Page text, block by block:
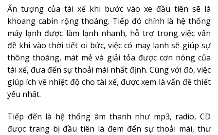
Ấn tượng của tài xế khi bước vào xe đầu tiên sẽ là
khoang cabin rộng thoáng. Tiếp đó chính là hệ thống
máy lạnh được làm lạnh nhanh, hỗ trợ trong việc vấn
đề khi vào thời tiết oi bức, việc có may lạnh sẽ giúp sự
thông thoáng, mát mẻ và giải tỏa được cơn nóng của
tài xế, đưa đến sự thoải mái nhất định. Cùng với đó, việc
giúp ích về nhiệt độ cho tài xế, được xem là vấn đề thiết
yếu nhất.
Tiếp đến là hệ thống âm thanh như mp3, radio, CD
được trang bị đầu tiên là đem đến sự thoải mái, thư